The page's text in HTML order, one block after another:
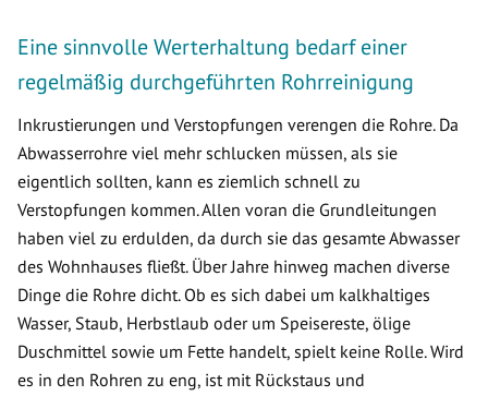
Eine sinnvolle Werterhaltung bedarf einer
regelmäßig durchgeführten Rohrreinigung
Inkrustierungen und Verstopfungen verengen die Rohre. Da
Abwasserrohre viel mehr schlucken müssen, als sie
eigentlich sollten, kann es ziemlich schnell zu
Verstopfungen kommen. Allen voran die Grundleitungen
haben viel zu erdulden, da durch sie das gesamte Abwasser
des Wohnhauses fließt. Über Jahre hinweg machen diverse
Dinge die Rohre dicht. Ob es sich dabei um kalkhaltiges
Wasser, Staub, Herbstlaub oder um Speisereste, ölige
Duschmittel sowie um Fette handelt, spielt keine Rolle. Wird
es in den Rohren zu eng, ist mit Rückstaus und